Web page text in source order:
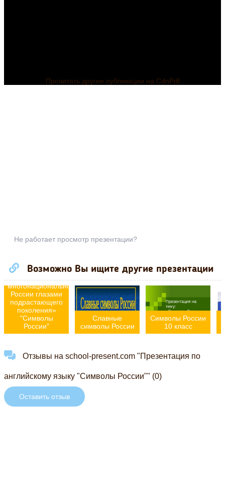
Прочитать другие публикации на CdnPdf
Не работает просмотр презентации?
Возможно Вы ищите другие презентации
«Символы и
образы
многонациональной
России глазами
подрастающего
поколения»
"Символы
России"
Славные
символы России
Символы России
10 класс
Отзывы на school-present.com "Презентация по
английскому языку "Символы России"" (0)
Оставить отзыв